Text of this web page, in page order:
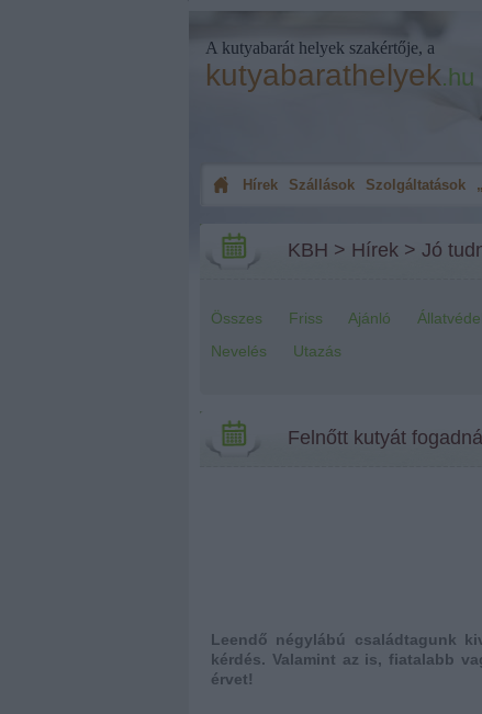
A kutyabarát helyek szakértője, a
kutyabarathelyek.hu
Hírek Szállások Szolgáltatások
KBH > Hírek > Jó
Összes Friss Ajánló
Nevelés
Utazás
Felnőtt kutyát
Leendő négylábú családtagunk
kérdés. Valamint az is, fiatalabb
érvet!